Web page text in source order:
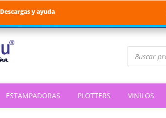
Descargas y ayuda
Búsqueda
productos
ESTAMPADORAS PLOTTERS VINILOS